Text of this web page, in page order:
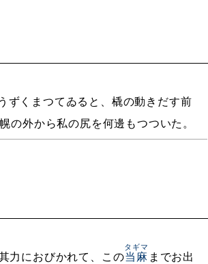
ずくまつてゐると、橇の動きだす前
の外から私の尻を何邊もつついた。
力におびかれて、この当麻
タギマ
までお出